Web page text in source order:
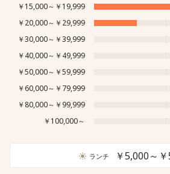
￥15,000～￥19,999
￥20,000～￥29,999
￥30,000～￥39,999
￥40,000～￥49,999
￥50,000～￥59,999
￥60,000～￥79,999
￥80,000～￥99,999
￥100,000～
ランチ ￥5,000～